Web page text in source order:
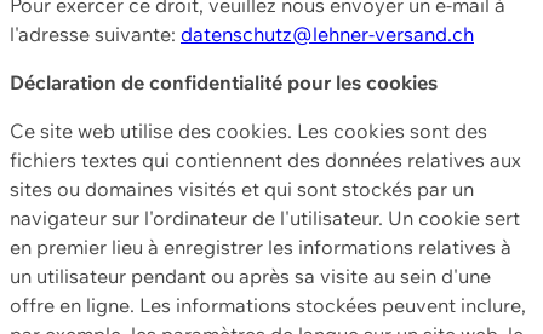
l'adresse suivante: datenschutz@lehner-versand.ch
Déclaration de confidentialité pour les cookies
Ce site web utilise des cookies. Les cookies sont des
fichiers textes qui contiennent des données relatives aux
sites ou domaines visités et qui sont stockés par un
navigateur sur l'ordinateur de l'utilisateur. Un cookie sert
en premier lieu à enregistrer les informations relatives à
un utilisateur pendant ou après sa visite au sein d'une
offre en ligne. Les informations stockées peuvent inclure,